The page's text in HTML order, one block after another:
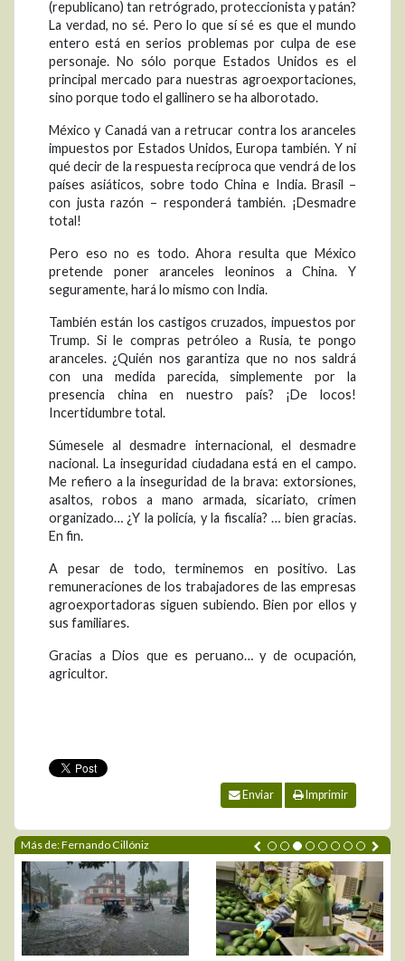
(republicano) tan retrógrado, proteccionista y patán?
La verdad, no sé. Pero lo que sí sé es que el mundo
entero está en serios problemas por culpa de ese
personaje. No sólo porque Estados Unidos es el
principal mercado para nuestras agroexportaciones,
sino porque todo el gallinero se ha alborotado.
México y Canadá van a retrucar contra los aranceles
impuestos por Estados Unidos, Europa también. Y ni
qué decir de la respuesta recíproca que vendrá de los
países asiáticos, sobre todo China e India. Brasil –
con justa razón – responderá también. ¡Desmadre
total!
Pero eso no es todo. Ahora resulta que México
pretende poner aranceles leoninos a China. Y
seguramente, hará lo mismo con India.
También están los castigos cruzados, impuestos por
Trump. Si le compras petróleo a Rusia, te pongo
aranceles. ¿Quién nos garantiza que no nos saldrá
con una medida parecida, simplemente por la
presencia china en nuestro país? ¡De locos!
Incertidumbre total.
Súmesele al desmadre internacional, el desmadre
nacional. La inseguridad ciudadana está en el campo.
Me refiero a la inseguridad de la brava: extorsiones,
asaltos, robos a mano armada, sicariato, crimen
organizado… ¿Y la policía, y la fiscalía? … bien gracias.
En fin.
A pesar de todo, terminemos en positivo. Las
remuneraciones de los trabajadores de las empresas
agroexportadoras siguen subiendo. Bien por ellos y
sus familiares.
Gracias a Dios que es peruano… y de ocupación,
agricultor.
Enviar Imprimir
Más de: Fernando Cillóniz